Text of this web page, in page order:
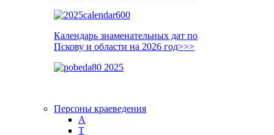
Календарь знаменательных дат по
Пскову и области на 2026 год>>>
Персоны краеведения
А
T